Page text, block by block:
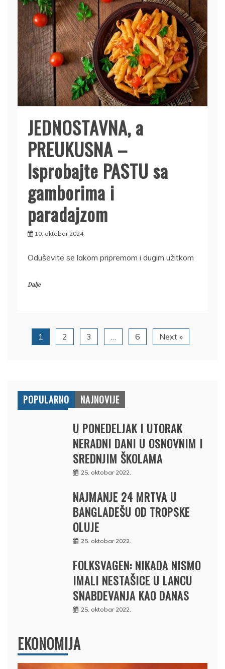
JEDNOSTAVNA, a
PREUKUSNA –
Isprobajte PASTU sa
gamborima i
paradajzom
10. oktobar 2024.
Oduševite se lakom pripremom i dugim užitkom
Dalje
1 2 3 6 Next »
POPULARNO NAJNOVIJE
U PONEDELJAK I UTORAK
NERADNI DANI U OSNOVNIM I
SREDNJIM ŠKOLAMA
25. oktobar 2022.
NAJMANJE 24 MRTVA U
BANGLADEŠU OD TROPSKE
OLUJE
25. oktobar 2022.
FOLKSVAGEN: NIKADA NISMO
IMALI NESTAŠICE U LANCU
SNABDEVANJA KAO DANAS
25. oktobar 2022.
EKONOMIJA